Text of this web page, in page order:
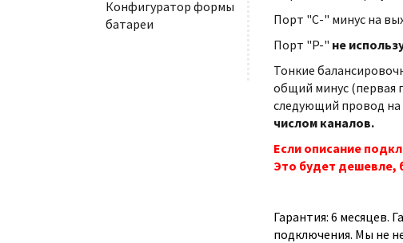
Конфигуратор формы
батареи
Порт "С-" минус на
Порт "P-" не
Тонкие
общий минус (первая
следующий провод на
числом каналов.
Если описание
Это будет дешевле,
Гарантия: 6 месяцев.
подключения. Мы не